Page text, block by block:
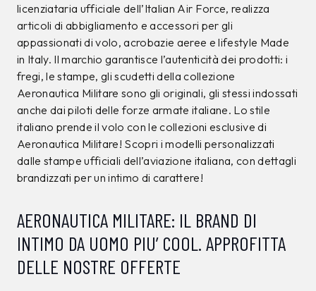
licenziataria ufficiale dell’Italian Air Force, realizza
articoli di abbigliamento e accessori per gli
appassionati di volo, acrobazie aeree e lifestyle Made
in Italy. Il marchio garantisce l’autenticità dei prodotti: i
fregi, le stampe, gli scudetti della collezione
Aeronautica Militare sono gli originali, gli stessi indossati
anche dai piloti delle forze armate italiane. Lo stile
italiano prende il volo con le collezioni esclusive di
Aeronautica Militare! Scopri i modelli personalizzati
dalle stampe ufficiali dell’aviazione italiana, con dettagli
brandizzati per un intimo di carattere!
AERONAUTICA MILITARE: IL BRAND DI
INTIMO DA UOMO PIU’ COOL. APPROFITTA
DELLE NOSTRE OFFERTE